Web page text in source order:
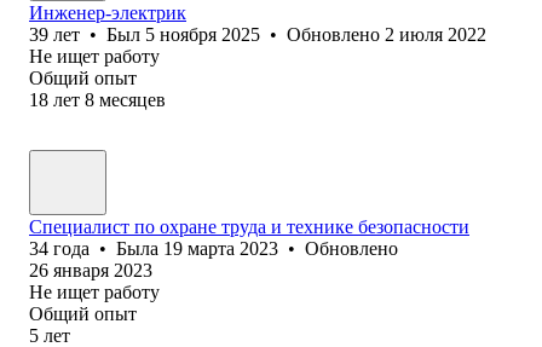
Инженер-электрик
39 лет • Был 5 ноября 2025 • Обновлено 2 июля 2022
Не ищет работу
Общий опыт
18 лет 8 месяцев
Специалист по охране труда и технике безопасности
34 года • Была 19 марта 2023 • Обновлено
26 января 2023
Не ищет работу
Общий опыт
5 лет